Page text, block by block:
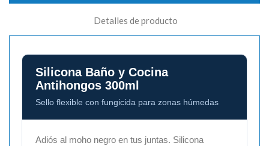
Detalles de producto
Silicona Baño y Cocina
Antihongos 300ml
Sello flexible con fungicida para zonas húmedas
Adiós al moho negro en tus juntas. Silicona